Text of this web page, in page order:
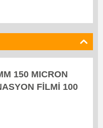
150 MICRON
FİLMİ 100